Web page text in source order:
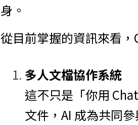
身。
從目前掌握的資訊來看，
多人文檔協作系統
這不只是「你用
文件，AI 成為共同